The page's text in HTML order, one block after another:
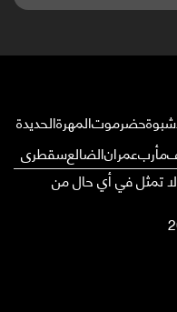
شبوةحضرموتالمهرةالحديدة
مأربعمرانالضالعسقطرى
ولا تمثل في أي حال من